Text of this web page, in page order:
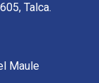
Talca.
Maule